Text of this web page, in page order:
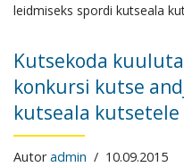
leidmiseks spordi kutseala
Kutsekoda
konkursi kutse
kutseala kutsetele
Autoradmin 10.09.2015